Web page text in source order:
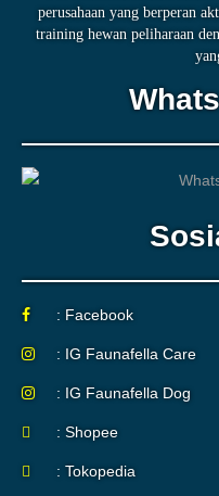
perusahaan yang berperan
training hewan peliharaan
: Facebook
: IG Faunafella Care
: IG Faunafella Dog
: Shopee
: Tokopedia